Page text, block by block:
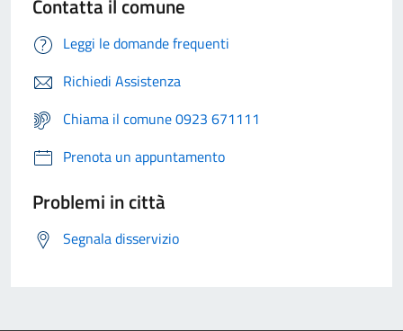
Contatta il comune
Leggi le domande frequenti
Richiedi Assistenza
Chiama il comune 0923 671111
Prenota un appuntamento
Problemi in città
Segnala disservizio